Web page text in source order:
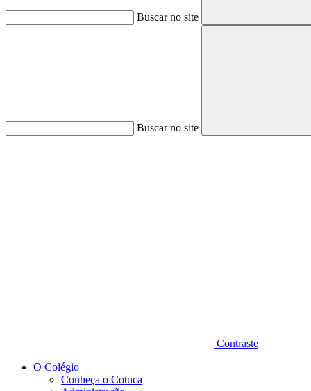
Buscar no site
Buscar no site
Contraste
O Colégio
Conheça o Cotuca